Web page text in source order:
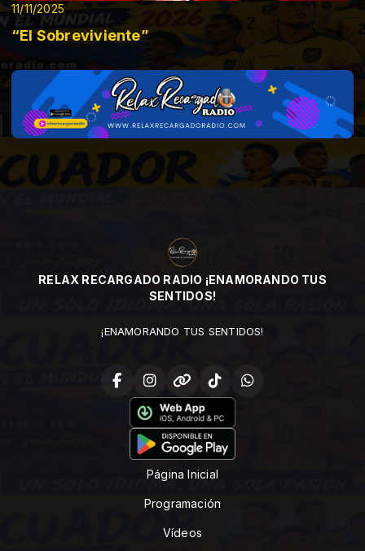
11/11/2025
“El Sobreviviente”
RELAX RECARGADO RADIO ¡ENAMORANDO TUS
SENTIDOS!
¡ENAMORANDO TUS SENTIDOS!
Página Inicial
Programación
Vídeos